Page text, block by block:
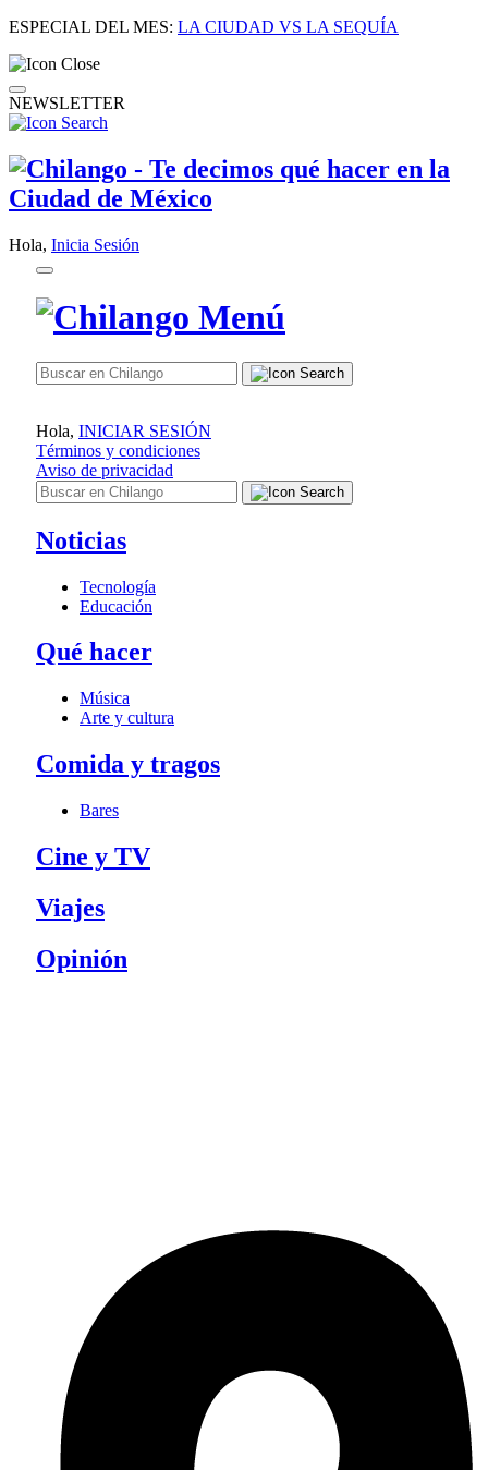
ESPECIAL DEL MES: LA CIUDAD VS LA SEQUÍA
NEWSLETTER
Hola, Inicia Sesión
Hola, INICIAR SESIÓN
Términos y condiciones
Aviso de privacidad
Noticias
Tecnología
Educación
Qué hacer
Música
Arte y cultura
Comida y tragos
Bares
Cine y TV
Viajes
Opinión